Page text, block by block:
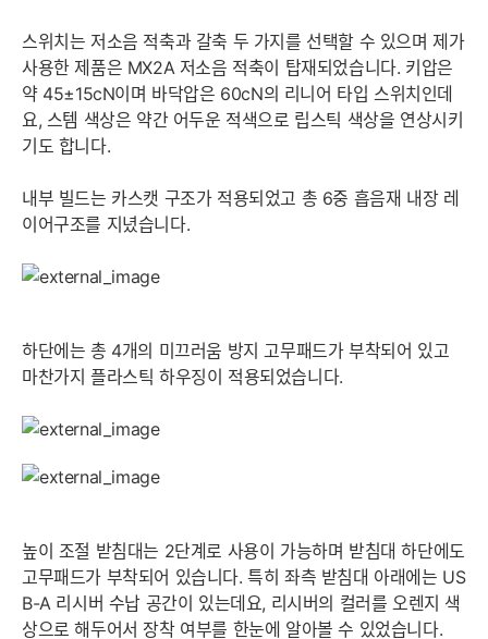
스위치는 저소음 적축과 갈축 두 가지를 선택할 수 있으며 제가
사용한 제품은 MX2A 저소음 적축이 탑재되었습니다. 키압은
약 45±15cN이며 바닥압은 60cN의 리니어 타입 스위치인데
요, 스템 색상은 약간 어두운 적색으로 립스틱 색상을 연상시키
기도 합니다.
내부 빌드는 카스캣 구조가 적용되었고 총 6중 흡음재 내장 레
이어구조를 지녔습니다.
하단에는 총 4개의 미끄러움 방지 고무패드가 부착되어 있고
마찬가지 플라스틱 하우징이 적용되었습니다.
높이 조절 받침대는 2단계로 사용이 가능하며 받침대 하단에도
고무패드가 부착되어 있습니다. 특히 좌측 받침대 아래에는 US
B-A 리시버 수납 공간이 있는데요, 리시버의 컬러를 오렌지 색
상으로 해두어서 장착 여부를 한눈에 알아볼 수 있었습니다.